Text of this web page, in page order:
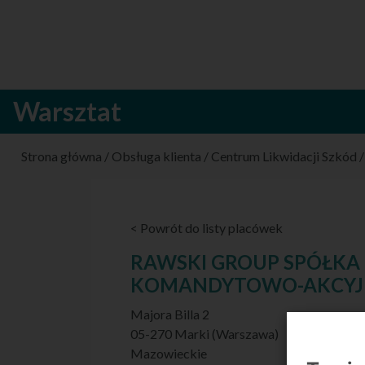
Warsztat
Strona główna / Obsługa klienta / Centrum Likwidacji Szkód /
< Powrót do listy placówek
RAWSKI GROUP SPÓŁKA
KOMANDYTOWO-
Majora Billa 2
05-270 Marki (Warszawa)
Mazowieckie